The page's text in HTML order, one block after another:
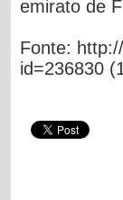
emirato de
Fonte:
id=236830